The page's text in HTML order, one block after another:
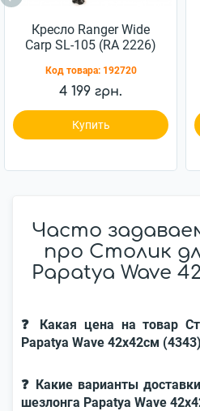
Кресло Ranger Wide
Carp SL-105 (RA 2226)
Код товара: 192720
4 199 грн.
Купить
Часто
про Столик
Papatya Wave
❓ Какая цена на товар
Papatya Wave 42x42см
❓ Какие варианты
шезлонга Papatya Wave